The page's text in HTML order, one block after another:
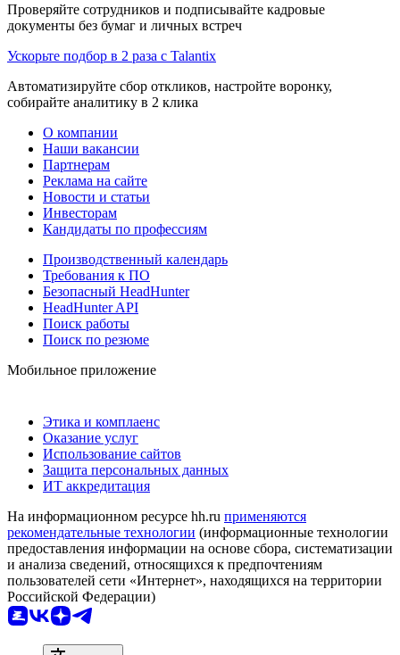
Проверяйте сотрудников и подписывайте кадровые
документы без бумаг и личных встреч
Ускорьте подбор в 2 раза с Talantix
Автоматизируйте сбор откликов, настройте воронку,
собирайте аналитику в 2 клика
О компании
Наши вакансии
Партнерам
Реклама на сайте
Новости и статьи
Инвесторам
Кандидаты по профессиям
Производственный календарь
Требования к ПО
Безопасный HeadHunter
HeadHunter API
Поиск работы
Поиск по резюме
Мобильное приложение
Этика и комплаенс
Оказание услуг
Использование сайтов
Защита персональных данных
ИТ аккредитация
На информационном ресурсе hh.ru применяются
рекомендательные технологии (информационные технологии
предоставления информации на основе сбора, систематизации
и анализа сведений, относящихся к предпочтениям
пользователей сети «Интернет», находящихся на территории
Российской Федерации)